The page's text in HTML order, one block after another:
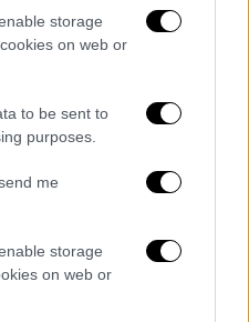
storage
on web or
to be sent to
purposes.
me
storage
on web or